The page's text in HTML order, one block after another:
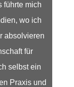
führte mich
wo ich
absolvieren
für
selbst ein
Praxis und